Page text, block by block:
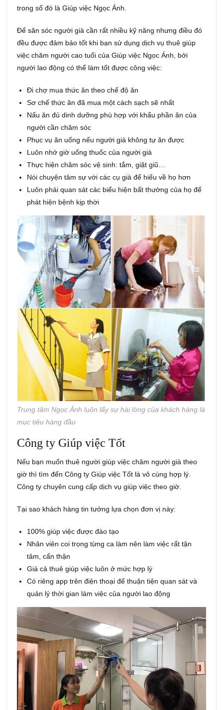
trong số đó là Giúp việc Ngọc Ánh.
Để săn sóc người già cần rất nhiều kỹ năng nhưng điều đó
đều được đảm bảo tốt khi bạn sử dụng dịch vụ thuê giúp
việc chăm người cao tuổi của Giúp việc Ngọc Ánh, bởi
người lao động có thể làm tốt được công việc:
Đi chợ mua thức ăn theo chế độ ăn
Sơ chế thức ăn đã mua một cách sạch sẽ nhất
Nấu ăn đủ dinh dưỡng phù hợp với khẩu phần ăn của
người cần chăm sóc
Phục vụ ăn uống nếu người già không tự ăn được
Luôn nhớ giờ uống thuốc của người già
Thực hiện chăm sóc vệ sinh: tắm, giặt giũ…
Nói chuyện tâm sự với các cụ già để hiểu về họ hơn
Luôn phải quan sát các biểu hiện bất thường của họ để
phát hiện bệnh kịp thời
Trung tâm Ngọc Ánh luôn lấy sự hài lòng của khách hàng là
mục tiêu hàng đầu
Công ty Giúp việc Tốt
Nếu bạn muốn thuê người giúp việc chăm người già theo
giờ thì tìm đến Công ty Giúp việc Tốt là vô cùng hợp lý.
Công ty chuyên cung cấp dịch vụ giúp việc theo giờ.
Tại sao khách hàng tin tưởng lựa chọn đơn vị này:
100% giúp việc được đào tạo
Nhân viên coi trọng từng ca làm nên làm việc rất tận
tâm, cẩn thận
Giá cả thuê giúp việc luôn ở mức hợp lý
Có riêng app trên điện thoại để thuận tiện quan sát và
quản lý thời gian làm việc của người lao động